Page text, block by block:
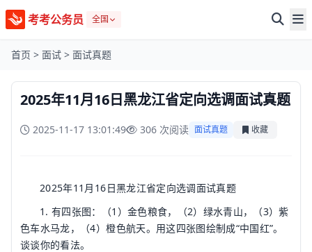
考考公务员 全国
首页 > 面试 > 面试真题
2025年11月16日黑龙江省定向选调面试真题
2025-11-17 13:01:49 306 次阅读 面试真题 收藏
2025年11月16日黑龙江省定向选调面试真题
1. 有四张图：（1）金色粮食，（2）绿水青山，（3）紫
色车水马龙，（4）橙色航天。用这四张图绘制成“中国红”。
谈谈你的看法。